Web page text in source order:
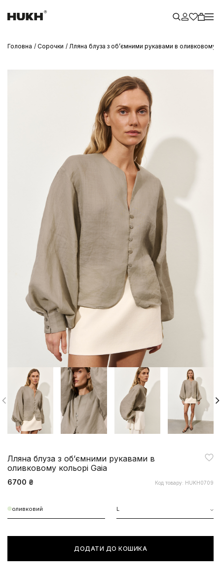
Головна Сорочки Лляна блуза з обʼємними рукавами в оливковому
Лляна блуза з обʼємними рукавами в
оливковому кольорі Gaia
6700 ₴ Код товару: HUKH0709
оливковий L
ДОДАТИ ДО КОШИКА